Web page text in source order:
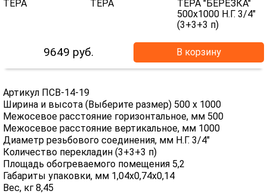
9649 руб. В корзину
Артикул ПСВ-14-19
Ширина и высота (Выберите размер) 500 х 1000
Межосевое расстояние горизонтальное, мм 500
Межосевое расстояние вертикальное, мм 1000
Диаметр резьбового соединения, мм Н.Г. 3/4"
Количество перекладин (3+3+3 п)
Площадь обогреваемого помещения 5,2
Габариты упаковки, мм 1,04х0,74х0,14
Вес, кг 8,45